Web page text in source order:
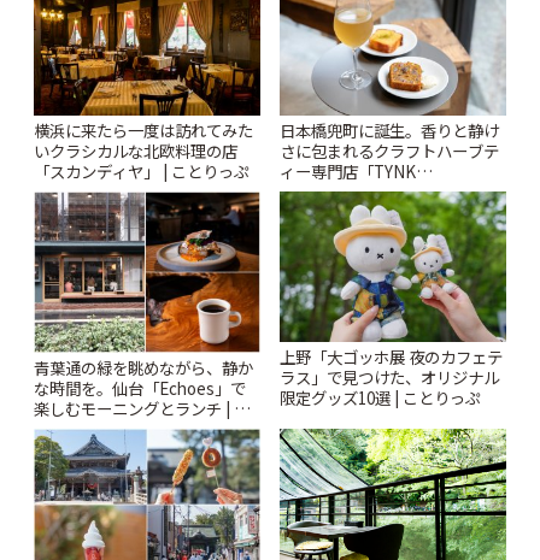
横浜に来たら一度は訪れてみた
いクラシカルな北欧料理の店
「スカンディヤ」 | ことりっぷ
日本橋兜町に誕生。香りと静け
さに包まれるクラフトハーブテ
ィー専門店「TYNK
Kabutocho」 | ことりっぷ
青葉通の緑を眺めながら、静か
な時間を。仙台「Echoes」で
楽しむモーニングとランチ | こ
とりっぷ
上野「大ゴッホ展 夜のカフェテ
ラス」で見つけた、オリジナル
限定グッズ10選 | ことりっぷ